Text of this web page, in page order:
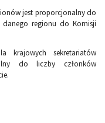
jest proporcjonalny do
danego regionu do Komisji
sekretariatów
do liczby członków